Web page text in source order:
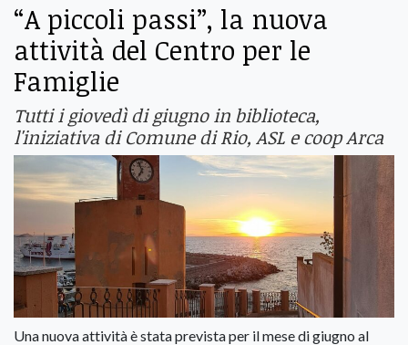
“A piccoli passi”, la nuova
attività del Centro per le
Famiglie
Tutti i giovedì di giugno in biblioteca,
l'iniziativa di Comune di Rio, ASL e coop Arca
Una nuova attività è stata prevista per il mese di giugno al